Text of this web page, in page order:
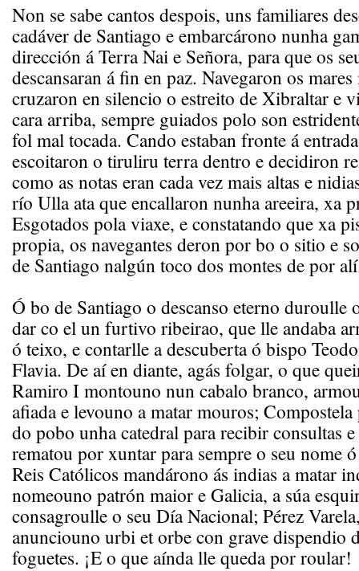
Non se sabe cantos despois, uns familiares
cadáver de Santiago e embarcárono nunha
dirección á Terra Nai e Señora, para que os
descansaran á fin en paz. Navegaron os
cruzaron en silencio o estreito de Xibraltar e
cara arriba, sempre guiados polo son
fol mal tocada. Cando estaban fronte á
escoitaron o tiruliru terra dentro e decidiron
como as notas eran cada vez mais altas e
río Ulla ata que encallaron nunha areeira, xa
Esgotados pola viaxe, e constatando que xa
propia, os navegantes deron por bo o sitio e
de Santiago nalgún toco dos montes de por
Ó bo de Santiago o descanso eterno duroulle
dar co el un furtivo ribeirao, que lle andaba
ó teixo, e contarlle a descuberta ó bispo
Flavia. De aí en diante, agás folgar, o que
Ramiro I montouno nun cabalo branco,
afiada e levouno a matar mouros;
do pobo unha catedral para recibir consultas e
rematou por xuntar para sempre o seu nome
Reis Católicos mandárono ás indias a matar
nomeouno patrón maior e Galicia, a súa
consagroulle o seu Día Nacional; Pérez
anunciouno urbi et orbe con grave dispendio
foguetes. ¡E o que aínda lle queda por roular!